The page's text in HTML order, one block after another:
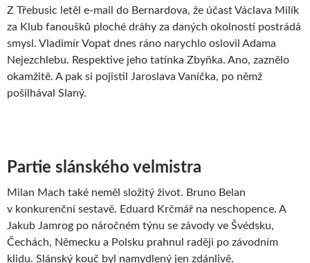
Z Třebusic letěl e-mail do Bernardova, že účast Václava Milík
za Klub fanoušků ploché dráhy za daných okolností postrádá
smysl. Vladimír Vopat dnes ráno narychlo oslovil Adama
Nejezchlebu. Respektive jeho tatínka Zbyňka. Ano, zaznělo
okamžitě. A pak si pojistil Jaroslava Vaníčka, po němž
pošilhával Slaný.
Partie slánského velmistra
Milan Mach také neměl složitý život. Bruno Belan
v konkurenční sestavě. Eduard Krčmář na neschopence. A
Jakub Jamrog po náročném týnu se závody ve Švédsku,
Čechách, Německu a Polsku prahnul raději po závodním
klidu. Slánský kouč byl namydlený jen zdánlivě.